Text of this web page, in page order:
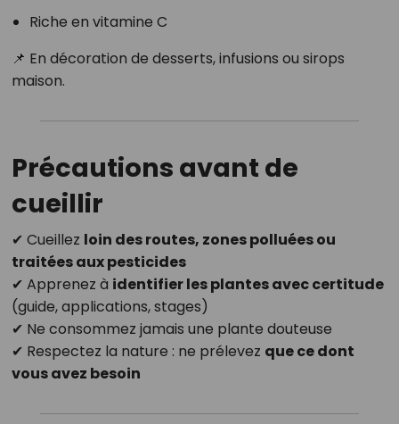
Riche en vitamine C
📌 En décoration de desserts, infusions ou sirops
maison.
Précautions avant de
cueillir
✔ Cueillez loin des routes, zones polluées ou
traitées aux pesticides
✔ Apprenez à identifier les plantes avec certitude
(guide, applications, stages)
✔ Ne consommez jamais une plante douteuse
✔ Respectez la nature : ne prélevez que ce dont
vous avez besoin